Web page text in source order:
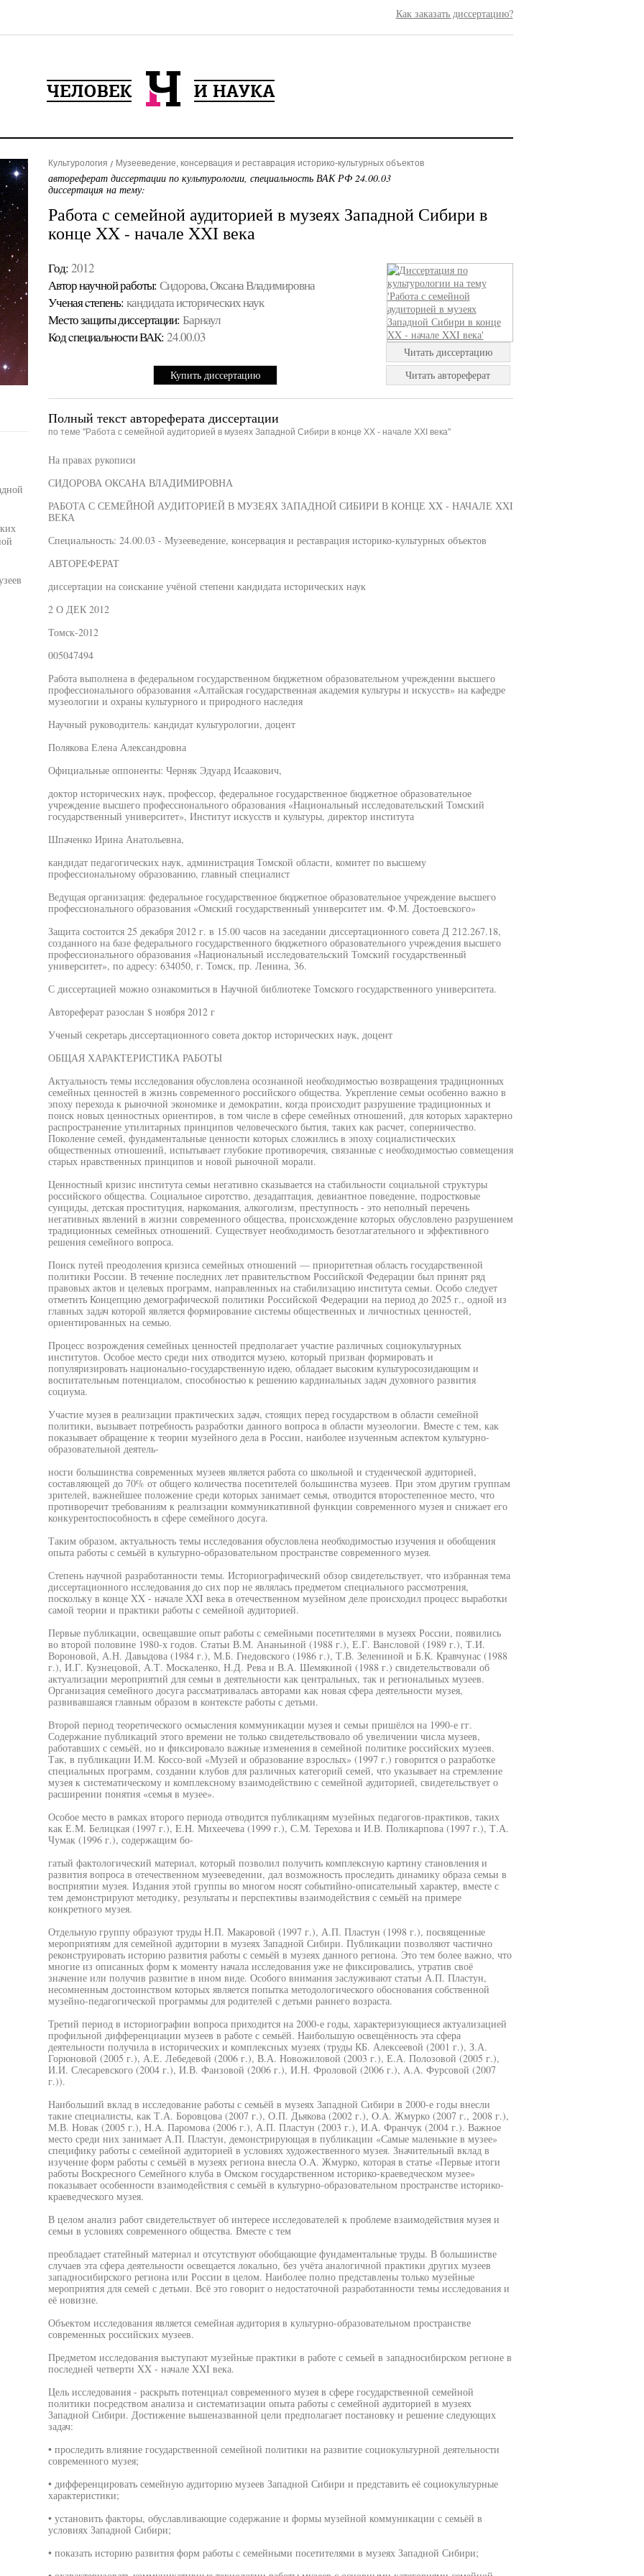
Как заказать диссертацию?
Культурология Музееведение, консервация и реставрация историко-культурных объектов
автореферат диссертации по культурологии, специальность ВАК РФ 24.00.03
диссертация на тему:
Работа с семейной аудиторией в музеях Западной Сибири в
конце XX - начале XXI века
Год: 2012
Автор научной работы: Сидорова, Оксана Владимировна
Ученая cтепень: кандидата исторических наук
Место защиты диссертации: Барнаул
Код cпециальности ВАК: 24.00.03
Купить диссертацию
Читать диссертацию
Читать автореферат
Полный текст автореферата диссертации
по теме "Работа с семейной аудиторией в музеях Западной Сибири в конце XX - начале XXI века"
На правах рукописи
СИДОРОВА ОКСАНА ВЛАДИМИРОВНА
РАБОТА С СЕМЕЙНОЙ АУДИТОРИЕЙ В МУЗЕЯХ ЗАПАДНОЙ СИБИРИ В КОНЦЕ XX - НАЧАЛЕ XXI
ВЕКА
Специальность: 24.00.03 - Музееведение, консервация и реставрация историко-культурных объектов
АВТОРЕФЕРАТ
диссертации на соискание учёной степени кандидата исторических наук
2 О ДЕК 2012
Томск-2012
005047494
Работа выполнена в федеральном государственном бюджетном образовательном учреждении высшего
профессионального образования «Алтайская государственная академия культуры и искусств» на кафедре
музеологии и охраны культурного и природного наследия
Научный руководитель: кандидат культурологии, доцент
Полякова Елена Александровна
Официальные оппоненты: Черняк Эдуард Исаакович,
доктор исторических наук, профессор, федеральное государственное бюджетное образовательное
учреждение высшего профессионального образования «Национальный исследовательский Томский
государственный университет», Институт искусств и культуры, директор института
Шпаченко Ирина Анатольевна,
кандидат педагогических наук, администрация Томской области, комитет по высшему
профессиональному образованию, главный специалист
Ведущая организация: федеральное государственное бюджетное образовательное учреждение высшего
профессионального образования «Омский государственный университет им. Ф.М. Достоевского»
Защита состоится 25 декабря 2012 г. в 15.00 часов на заседании диссертационного совета Д 212.267.18,
созданного на базе федерального государственного бюджетного образовательного учреждения высшего
профессионального образования «Национальный исследовательский Томский государственный
университет», по адресу: 634050, г. Томск, пр. Ленина, 36.
С диссертацией можно ознакомиться в Научной библиотеке Томского государственного университета.
Автореферат разослан $ ноября 2012 г
Ученый секретарь диссертационного совета доктор исторических наук, доцент
ОБЩАЯ ХАРАКТЕРИСТИКА РАБОТЫ
Актуальность темы исследования обусловлена осознанной необходимостью возвращения традиционных
семейных ценностей в жизнь современного российского общества. Укрепление семьи особенно важно в
эпоху перехода к рыночной экономике и демократии, когда происходит разрушение традиционных и
поиск новых ценностных ориентиров, в том числе в сфере семейных отношений, для которых характерно
распространение утилитарных принципов человеческого бытия, таких как расчет, соперничество.
Поколение семей, фундаментальные ценности которых сложились в эпоху социалистических
общественных отношений, испытывает глубокие противоречия, связанные с необходимостью совмещения
старых нравственных принципов и новой рыночной морали.
Ценностный кризис института семьи негативно сказывается на стабильности социальной структуры
российского общества. Социальное сиротство, дезадаптация, девиантное поведение, подростковые
суициды, детская проституция, наркомания, алкоголизм, преступность - это неполный перечень
негативных явлений в жизни современного общества, происхождение которых обусловлено разрушением
традиционных семейных отношений. Существует необходимость безотлагательного и эффективного
решения семейного вопроса.
Поиск путей преодоления кризиса семейных отношений — приоритетная область государственной
политики России. В течение последних лет правительством Российской Федерации был принят ряд
правовых актов и целевых программ, направленных на стабилизацию института семьи. Особо следует
отметить Концепцию демографической политики Российской Федерации на период до 2025 г., одной из
главных задач которой является формирование системы общественных и личностных ценностей,
ориентированных на семью.
Процесс возрождения семейных ценностей предполагает участие различных социокультурных
институтов. Особое место среди них отводится музею, который призван формировать и
популяризировать национально-государственную идею, обладает высоким культуросозидающим и
воспитательным потенциалом, способностью к решению кардинальных задач духовного развития
социума.
Участие музея в реализации практических задач, стоящих перед государством в области семейной
политики, вызывает потребность разработки данного вопроса в области музеологии. Вместе с тем, как
показывает обращение к теории музейного дела в России, наиболее изученным аспектом культурно-
образовательной деятель-
носги большинства современных музеев является работа со школьной и студенческой аудиторией,
составляющей до 70% от общего количества посетителей большинства музеев. При этом другим группам
зрителей, важнейшее положение среди которых занимает семья, отводится второстепенное место, что
противоречит требованиям к реализации коммуникативной функции современного музея и снижает его
конкурентоспособность в сфере семейного досуга.
Таким образом, актуальность темы исследования обусловлена необходимостью изучения и обобщения
опыта работы с семьёй в культурно-образовательном пространстве современного музея.
Степень научной разработанности темы. Историографический обзор свидетельствует, что избранная тема
диссертационного исследования до сих пор не являлась предметом специального рассмотрения,
поскольку в конце XX - начале XXI века в отечественном музейном деле происходил процесс выработки
самой теории и практики работы с семейной аудиторией.
Первые публикации, освещавшие опыт работы с семейными посетителями в музеях России, появились
во второй половине 1980-х годов. Статьи В.М. Ананьиной (1988 г.), Е.Г. Вансловой (1989 г.), Т.И.
Вороновой, А.Н. Давыдова (1984 г.), М.Б. Гнедовского (1986 г.), Т.В. Зелениной и Б.К. Кравчунас (1988
г.), И.Г. Кузнецовой, А.Т. Москаленко, Н.Д. Рева и В.А. Шемякиной (1988 г.) свидетельствовали об
актуализации мероприятий для семьи в деятельности как центральных, так и региональных музеев.
Организация семейного досуга рассматривалась авторами как новая сфера деятельности музея,
развивавшаяся главным образом в контексте работы с детьми.
Второй период теоретического осмысления коммуникации музея и семьи пришёлся на 1990-е гг.
Содержание публикаций этого времени не только свидетельствовало об увеличении числа музеев,
работавших с семьёй, но и фиксировало важные изменения в семейной политике российских музеев.
Так, в публикации И.М. Коссо-вой «Музей и образование взрослых» (1997 г.) говорится о разработке
специальных программ, создании клубов для различных категорий семей, что указывает на стремление
музея к систематическому и комплексному взаимодействию с семейной аудиторией, свидетельствует о
расширении понятия «семья в музее».
Особое место в рамках второго периода отводится публикациям музейных педагогов-практиков, таких
как Е.М. Белицкая (1997 г.), E.H. Михеечева (1999 г.), С.М. Терехова и И.В. Поликарпова (1997 г.), Т.А.
Чумак (1996 г.), содержащим бо-
гатый фактологический материал, который позволил получить комплексную картину становления и
развития вопроса в отечественном музееведении, дал возможность проследить динамику образа семьи в
восприятии музея. Издания этой группы во многом носят событийно-описательный характер, вместе с
тем демонстрируют методику, результаты и перспективы взаимодействия с семьёй на примере
конкретного музея.
Отдельную группу образуют труды Н.П. Макаровой (1997 г.), А.П. Пластун (1998 г.), посвященные
мероприятиям для семейной аудитории в музеях Западной Сибири. Публикации позволяют частично
реконструировать историю развития работы с семьёй в музеях данного региона. Это тем более важно, что
многие из описанных форм к моменту начала исследования уже не фиксировались, утратив своё
значение или получив развитие в ином виде. Особого внимания заслуживают статьи А.П. Пластун,
несомненным достоинством которых является попытка методологического обоснования собственной
музейно-педагогической программы для родителей с детьми раннего возраста.
Третий период в историографии вопроса приходится на 2000-е годы, характеризующиеся актуализацией
профильной дифференциации музеев в работе с семьёй. Наибольшую освещённость эта сфера
деятельности получила в исторических и комплексных музеях (труды КБ. Алексеевой (2001 г.), З.А.
Горюновой (2005 г.), А.Е. Лебедевой (2006 г.), В.А. Новожиловой (2003 г.), Е.А. Полозовой (2005 г.),
И.И. Слесаревского (2004 г.), И.В. Фанзовой (2006 г.), И.Н. Фроловой (2006 г.), A.A. Фурсовой (2007
г.)).
Наибольший вклад в исследование работы с семьёй в музеях Западной Сибири в 2000-е годы внесли
такие специалисты, как Т.А. Боровцова (2007 г.), О.П. Дьякова (2002 г.), O.A. Жмурко (2007 г., 2008 г.),
М.В. Новак (2005 г.), H.A. Паромова (2006 г.), А.П. Пластун (2003 г.), И.А. Франчук (2004 г.). Важное
место среди них занимает А.П. Пластун, демонстрирующая в публикации «Самые маленькие в музее»
специфику работы с семейной аудиторией в условиях художественного музея. Значительный вклад в
изучение форм работы с семьёй в музеях региона внесла O.A. Жмурко, которая в статье «Первые итоги
работы Воскресного Семейного клуба в Омском государственном историко-краеведческом музее»
показывает особенности взаимодействия с семьёй в культурно-образовательном пространстве историко-
краеведческого музея.
В целом анализ работ свидетельствует об интересе исследователей к проблеме взаимодействия музея и
семьи в условиях современного общества. Вместе с тем
преобладает статейный материал и отсутствуют обобщающие фундаментальные труды. В большинстве
случаев эта сфера деятельности освещается локально, без учёта аналогичной практики других музеев
западносибирского региона или России в целом. Наиболее полно представлены только музейные
мероприятия для семей с детьми. Всё это говорит о недостаточной разработанности темы исследования и
её новизне.
Объектом исследования является семейная аудитория в культурно-образовательном пространстве
современных российских музеев.
Предметом исследования выступают музейные практики в работе с семьей в западносибирском регионе в
последней четверти XX - начале XXI века.
Цель исследования - раскрыть потенциал современного музея в сфере государственной семейной
политики посредством анализа и систематизации опыта работы с семейной аудиторией в музеях
Западной Сибири. Достижение вышеназванной цели предполагает постановку и решение следующих
задач:
• проследить влияние государственной семейной политики на развитие социокультурной деятельности
современного музея;
• дифференцировать семейную аудиторию музеев Западной Сибири и представить её социокультурные
характеристики;
• установить факторы, обуславливающие содержание и формы музейной коммуникации с семьёй в
условиях Западной Сибири;
• показать историю развития форм работы с семейными посетителями в музеях Западной Сибири;